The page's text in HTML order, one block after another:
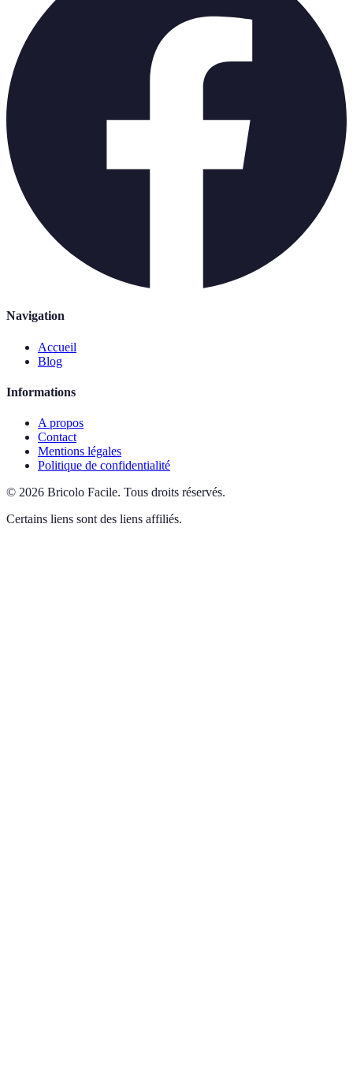
Navigation
Accueil
Blog
Informations
A propos
Contact
Mentions légales
Politique de confidentialité
© 2026 Bricolo Facile. Tous droits réservés.
Certains liens sont des liens affiliés.